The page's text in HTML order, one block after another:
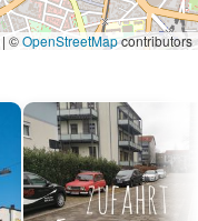
| ©OpenStreetMapcontributors